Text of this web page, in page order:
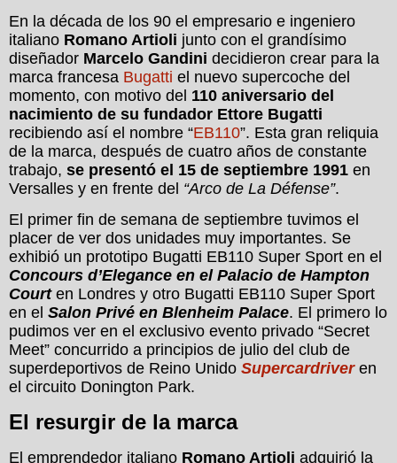
En la década de los 90 el empresario e ingeniero
italiano Romano Artioli junto con el grandísimo
diseñador Marcelo Gandini decidieron crear para la
marca francesa Bugatti el nuevo supercoche del
momento, con motivo del 110 aniversario del
nacimiento de su fundador Ettore Bugatti
recibiendo así el nombre “EB110”. Esta gran reliquia
de la marca, después de cuatro años de constante
trabajo, se presentó el 15 de septiembre 1991 en
Versalles y en frente del “Arco de La Défense”.
El primer fin de semana de septiembre tuvimos el
placer de ver dos unidades muy importantes. Se
exhibió un prototipo Bugatti EB110 Super Sport en el
Concours d’Elegance en el Palacio de Hampton
Courten Londres y otro Bugatti EB110 Super Sport
en el Salon Privé en Blenheim Palace. El primero lo
pudimos ver en el exclusivo evento privado “Secret
Meet” concurrido a principios de julio del club de
superdeportivos de Reino Unido Supercardriveren
el circuito Donington Park.
El resurgir de la marca
El emprendedor italiano Romano Artioli adquirió la